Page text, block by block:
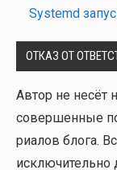
Systemd
ОТКАЗ ОТ
Автор не несёт
совер­шен­ные
ри­а­лов бло­га.
исклю­чи­тель­но